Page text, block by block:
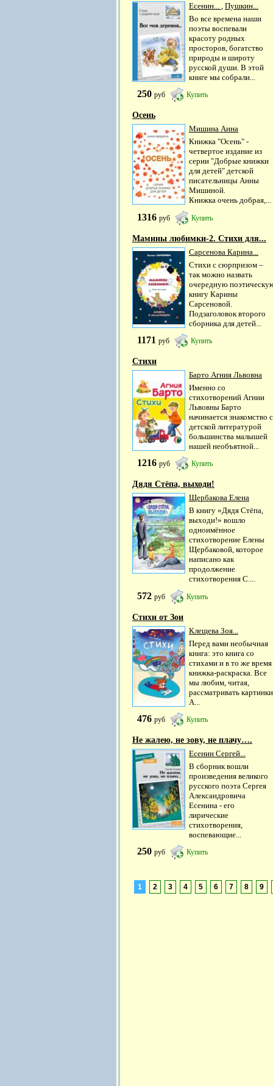
Есенин...
Пушкин...
Во все времена наши
поэты воспевали
красоту родных
просторов, богатство
природы и широту
русской души. В этой
книге мы собрали...
250 руб Купить
Осень
Мишина Анна
Книжка "Осень" -
четвертое издание из
серии "Добрые книжки
для детей" детской
писательницы Анны
Мишиной.
Книжка очень добрая,...
1316 руб Купить
Мамины любимки-2. Стихи для...
Сарсенова Карина...
Стихи с сюрпризом –
так можно назвать
очередную
книгу Карины
Сарсеновой.
Подзаголовок второго
сборника для детей...
1171 руб Купить
Стихи
Барто Агния Львовна
Именно со
стихотворений Агнии
Львовны Барто
начинается знакомство с
детской литературой
большинства малышей
нашей необъятной...
1216 руб Купить
Дядя Стёпа, выходи!
Щербакова Елена
В книгу «Дядя Стёпа,
выходи!» вошло
одноимённое
стихотворение Елены
Щербаковой, которое
написано как
продолжение
стихотворения С....
572 руб Купить
Стихи от Зои
Клещева Зоя...
Перед вами необычная
книга: это книга со
стихами и в то же время
книжка-раскраска. Все
мы любим, читая,
рассматривать
А...
476 руб Купить
Не жалею, не зову, не плачу….
Есенин Сергей...
В сборник вошли
произведения великого
русского поэта Сергея
Александровича
Есенина - его
лирические
стихотворения,
воспевающие...
250 руб Купить
1 2 3 4 5 6 7 8 9